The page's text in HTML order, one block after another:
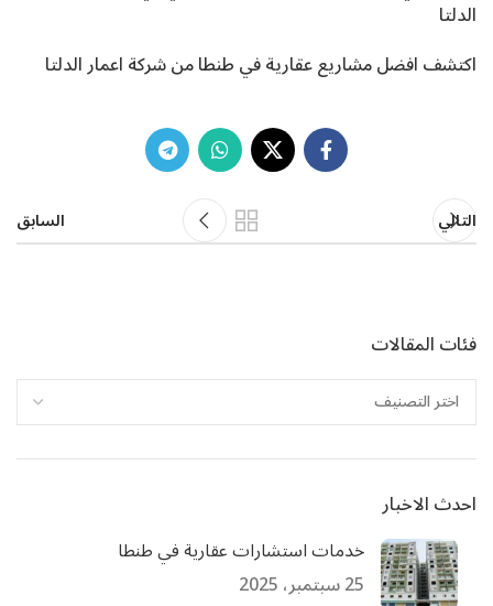
الدلتا
اكتشف افضل مشاريع عقارية في طنطا من شركة اعمار الدلتا
التالي السابق
فئات المقالات
احدث الاخبار
خدمات استشارات عقارية في طنطا
25 سبتمبر، 2025